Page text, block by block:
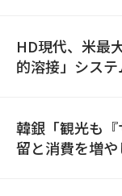
HD現代、米最
的溶接」シス
韓銀「観光も
留と消費を増や